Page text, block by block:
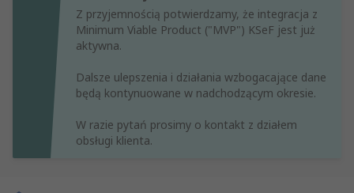
Z przyjemnością potwierdzamy, że integracja z
Minimum Viable Product ("MVP") KSeF jest już
aktywna.
Dalsze ulepszenia i działania wzbogacające dane
będą kontynuowane w nadchodzącym okresie.
W razie pytań prosimy o kontakt z działem
obsługi klienta.